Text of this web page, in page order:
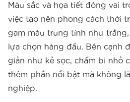
Màu sắc và họa tiết đóng vai
việc tạo nên phong cách thời
gam màu trung tính như
lựa chọn hàng đầu. Bên cạnh
giản như kẻ sọc, chấm bi nhỏ
thêm phần nổi bật mà không
nghiệp.